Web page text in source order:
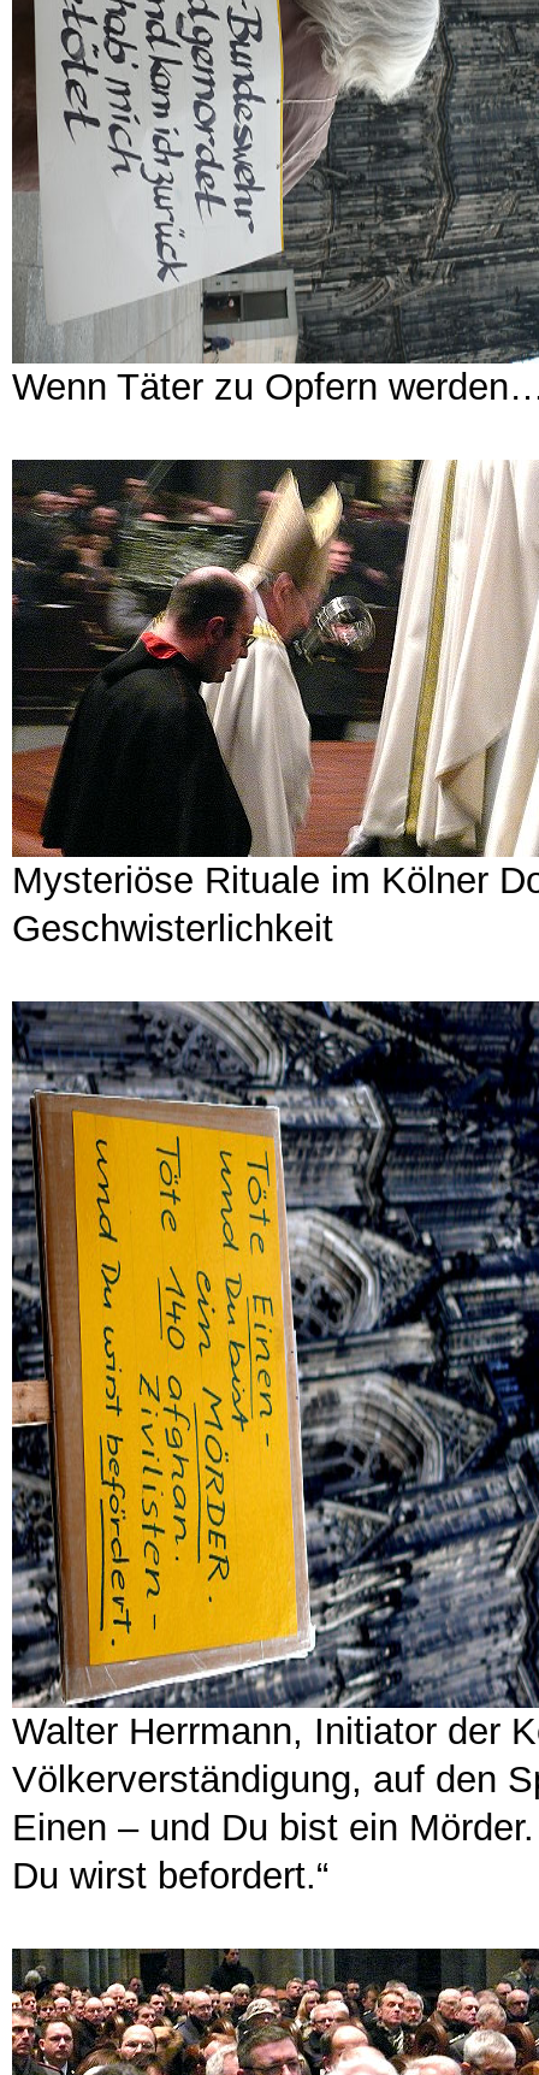
Wenn Täter zu Opfern
Mysteriöse Rituale im Kölner
Geschwisterlichkeit
Walter Herrmann, Initiator der
Völkerverständigung, auf den
Einen – und Du bist ein
Du wirst befordert.“